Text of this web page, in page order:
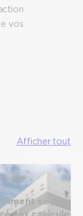
vos
Afficher tout
se
aux canicules ?